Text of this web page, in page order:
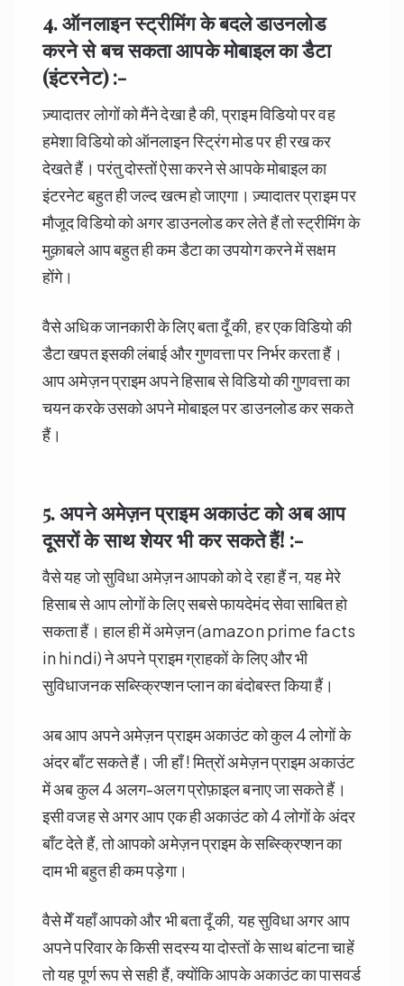
4. ऑनलाइन स्ट्रीमिंग के बदले डाउनलोड
करने से बच सकता आपके मोबाइल का डैटा
(इंटरनेट) :-
ज़्यादातर लोगों को मैंने देखा है की, प्राइम विडियो पर वह
हमेशा विडियो को ऑनलाइन स्ट्रिंग मोड पर ही रख कर
देखते हैं। परंतु दोस्तों ऐसा करने से आपके मोबाइल का
इंटरनेट बहुत ही जल्द खत्म हो जाएगा। ज़्यादातर प्राइम पर
मौजूद विडियो को अगर डाउनलोड कर लेते हैं तो स्ट्रीमिंग के
मुक़ाबले आप बहुत ही कम डैटा का उपयोग करने में सक्षम
होंगे।
वैसे अधिक जानकारी के लिए बता दूँ की, हर एक विडियो की
डैटा खपत इसकी लंबाई और गुणवत्ता पर निर्भर करता हैं।
आप अमेज़न प्राइम अपने हिसाब से विडियो की गुणवत्ता का
चयन करके उसको अपने मोबाइल पर डाउनलोड कर सकते
हैं।
5. अपने अमेज़न प्राइम अकाउंट को अब आप
दूसरों के साथ शेयर भी कर सकते हैं! :-
वैसे यह जो सुविधा अमेज़न आपको को दे रहा हैं न, यह मेरे
हिसाब से आप लोगों के लिए सबसे फायदेमंद सेवा साबित हो
सकता हैं। हाल ही में अमेज़न (amazon prime facts
in hindi) ने अपने प्राइम ग्राहकों के लिए और भी
सुविधाजनक सब्स्क्रिप्शन प्लान का बंदोबस्त किया हैं।
अब आप अपने अमेज़न प्राइम अकाउंट को कुल 4 लोगों के
अंदर बाँट सकते हैं। जी हाँ ! मित्रों अमेज़न प्राइम अकाउंट
में अब कुल 4 अलग-अलग प्रोफ़ाइल बनाए जा सकते हैं।
इसी वजह से अगर आप एक ही अकाउंट को 4 लोगों के अंदर
बाँट देते हैं, तो आपको अमेज़न प्राइम के सब्स्क्रिप्शन का
दाम भी बहुत ही कम पड़ेगा।
वैसे मेँ यहाँ आपको और भी बता दूँ की, यह सुविधा अगर आप
अपने परिवार के किसी सदस्य या दोस्तों के साथ बांटना चाहें
तो यह पूर्ण रूप से सही हैं, क्योंकि आपके अकाउंट का पासवर्ड